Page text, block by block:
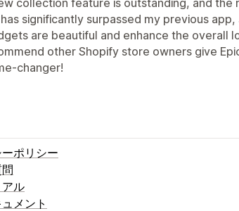
significantly surpassed my previous
are beautiful and enhance the overall
other Shopify store owners give
changer!
ポリシー
ル
メント